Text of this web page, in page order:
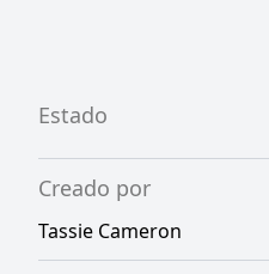
Estado
Creado por
Tassie Cameron